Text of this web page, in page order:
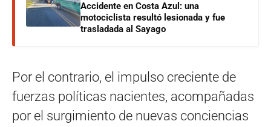
Accidente en Costa Azul: una
motociclista resultó lesionada y fue
trasladada al Sayago
Por el contrario, el impulso creciente de
fuerzas políticas nacientes, acompañadas
por el surgimiento de nuevas conciencias